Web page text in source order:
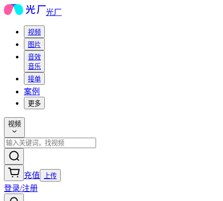
光厂
视频
图片
音效
音乐
接单
案例
更多
视频
充值 上传
登录/注册